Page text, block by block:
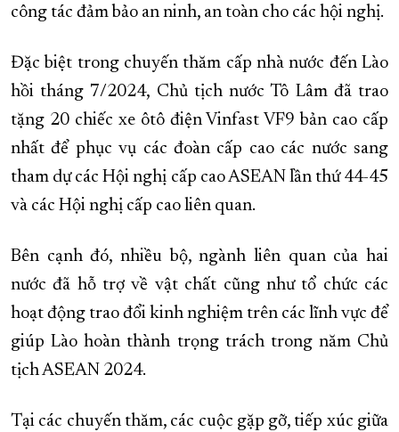
công tác đảm bảo an ninh, an toàn cho các hội nghị.
Đặc biệt trong chuyến thăm cấp nhà nước đến Lào
hồi tháng 7/2024, Chủ tịch nước Tô Lâm đã trao
tặng 20 chiếc xe ôtô điện Vinfast VF9 bản cao cấp
nhất để phục vụ các đoàn cấp cao các nước sang
tham dự các Hội nghị cấp cao ASEAN lần thứ 44-45
và các Hội nghị cấp cao liên quan.
Bên cạnh đó, nhiều bộ, ngành liên quan của hai
nước đã hỗ trợ về vật chất cũng như tổ chức các
hoạt động trao đổi kinh nghiệm trên các lĩnh vực để
giúp Lào hoàn thành trọng trách trong năm Chủ
tịch ASEAN 2024.
Tại các chuyến thăm, các cuộc gặp gỡ, tiếp xúc giữa